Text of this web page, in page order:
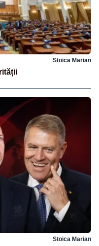
Stoica Marian
Stoica Marian